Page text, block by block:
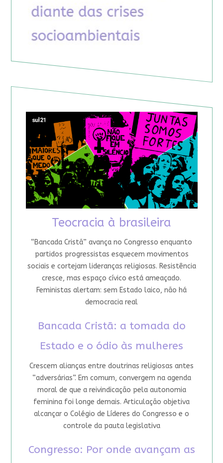
Teocracia à brasileira
“Bancada Cristã” avança no Congresso enquanto
partidos progressistas esquecem movimentos
sociais e cortejam lideranças religiosas. Resistência
cresce, mas espaço cívico está ameaçado.
Feministas alertam: sem Estado laico, não há
democracia real
Bancada Cristã: a tomada do
Estado e o ódio às mulheres
Crescem alianças entre doutrinas religiosas antes
“adversárias”. Em comum, convergem na agenda
moral de que a reivindicação pela autonomia
feminina foi longe demais. Articulação objetiva
alcançar o Colégio de Líderes do Congresso e o
controle da pauta legislativa
Congresso: Por onde avançam as